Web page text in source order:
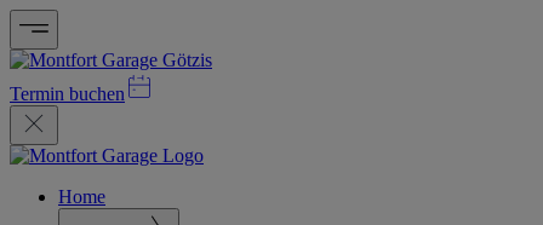
Termin buchen
Home